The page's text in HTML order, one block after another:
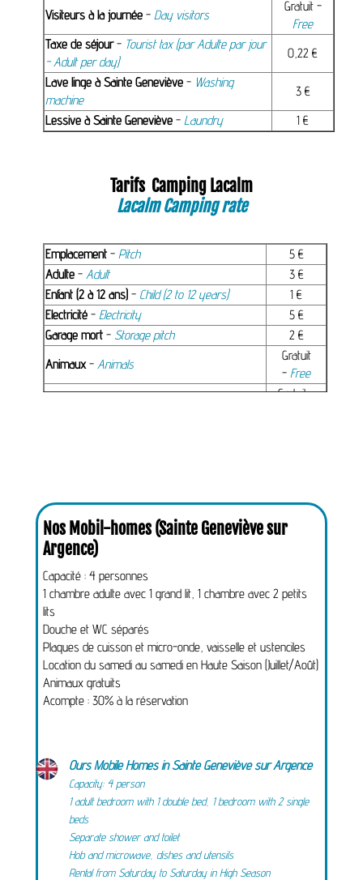
Visiteurs à la journée - Day visitors
Gratuit -
Free
Taxe de séjour- Tourist tax (par Adulte par jour
- Adult per day)
0,22 €
Lave linge à Sainte Geneviève - Washing
machine
3 €
Lessive à Sainte Geneviève - Laundry 1 €
Tarifs Camping Lacalm
Lacalm Camping rate
Emplacement- Pitch
5 €
Adulte - Adult
3 €
Enfant (2 à 12 ans) - Child (2 to 12 years)
1 €
Electricité - Electricity
5 €
Garage mort- Storage pitch
2 €
Animaux- Animals
Gratuit
- Free
Gratuit -
Nos Mobil-homes (Sainte Geneviève sur
Argence)
Capacité : 4 personnes
1 chambre adulte avec 1 grand lit, 1 chambre avec 2 petits
lits
Douche et WC séparés
Plaques de cuisson et micro-onde, vaisselle et ustenciles
Location du samedi au samedi en Haute Saison (Juillet/Août)
Animaux gratuits
Acompte : 30% à la réservation
Ours Mobile Homes in Sainte Geneviève sur Argence
Capacity: 4 person
1 adult bedroom with 1 double bed, 1 bedroom with 2 single
beds
Separate shower and toilet
Hob and microwave, dishes and utensils
Rental from Saturday to Saturday in High Season